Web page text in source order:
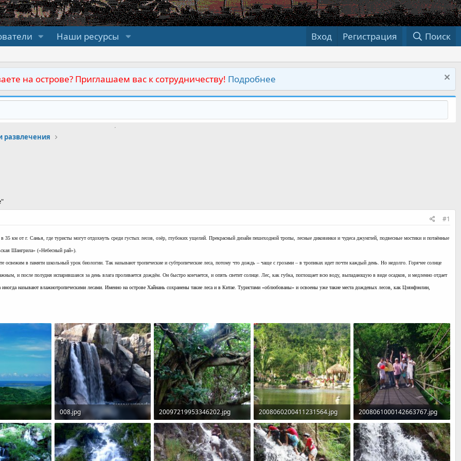
Наши ресурсы Вход Регистрация Поиск
на острове? Приглашаем вас к сотрудничеству! Подробнее
развлечения
#1
35 км от г. Санья, где туристы могут отдохнуть среди густых лесов, озёр, глубоких ущелий. Прекрасный дизайн пешеходной тропы, лесные диковинки и чудеса джунглей, подвесные мостики и потаённые
Шангрила» («Небесный рай»).
освежим в памяти школьный урок биологии. Так называют тропические и субтропические леса, потому что дождь – чаще с грозами – в тропиках идет почти каждый день. Но недолго. Горячее солнце
и после полудня испарившаяся за день влага проливается дождём. Он быстро кончается, и опять светит солнце. Лес, как губка, поглощает всю воду, выпадающую в виде осадков, и медленно отдает
иногда называют влажнотропическими лесами. Именно на острове Хайнань сохранены такие леса и в Китае. Туристами «облюбованы» и освоены уже такие места дождевых лесов, как Цзянфэнлин,
701
008.jpg
72,4 KB · Просмотры: 726
20097219953346202.jpg
90 KB · Просмотры: 721
2008060200411231564.jpg
114,7 KB · Просмотры: 658
2008061000142663767.jpg
124,3 KB · Просмотры: 644